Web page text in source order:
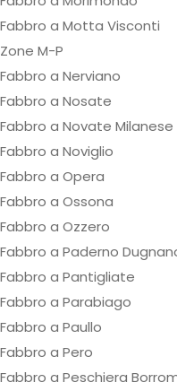
Fabbro a Motta Visconti
Zone M-P
Fabbro a Nerviano
Fabbro a Nosate
Fabbro a Novate Milanese
Fabbro a Noviglio
Fabbro a Opera
Fabbro a Ossona
Fabbro a Ozzero
Fabbro a Paderno
Fabbro a Pantigliate
Fabbro a Parabiago
Fabbro a Paullo
Fabbro a Pero
Fabbro a Peschiera